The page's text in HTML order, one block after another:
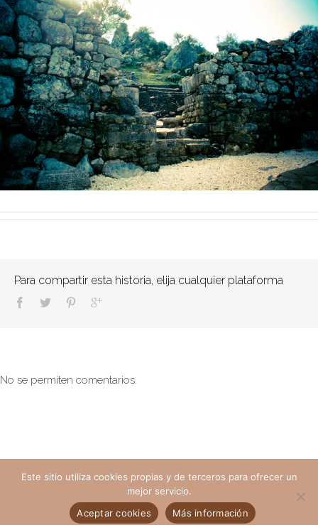
Para compartir esta historia, elija cualquier plataforma
No se permiten comentarios.
Este sitio utiliza cookies propias y de terceros para ofrecer un
mejor servicio.
Aceptar cookies
Más información